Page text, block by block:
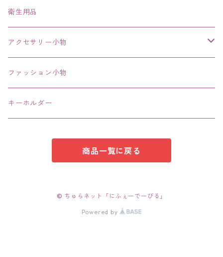
ネックレス、チョーカー
その他
衛生用品
アクセサリー小物
エコバッグ コンビニ
ファッション小物
キーホルダー
商品一覧に戻る
© ちゅらネット「にふぇーでーびる」
Powered by